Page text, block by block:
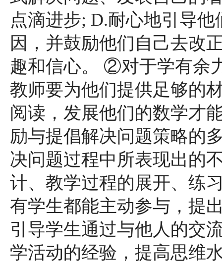
点滴进步; D.耐心地引导
因，并鼓励他们自己去改
趣和信心。 ②对于学有余
教师要为他们提供足够的
阅读，发展他们的数学才
励与提倡解决问题策略的
决问题过程中所表现出的
计、教学过程的展开、练
有学生都能主动参与，提
引导学生通过与他人的交
学活动的经验，提高思维